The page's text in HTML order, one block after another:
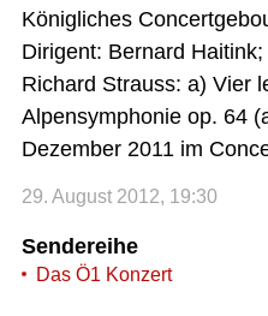
Königliches
Dirigent: Bernard
Richard Strauss: a) Vier
Alpensymphonie op. 64
Dezember 2011 im
29. August 2012, 19:30
Sendereihe
Das Ö1 Konzert